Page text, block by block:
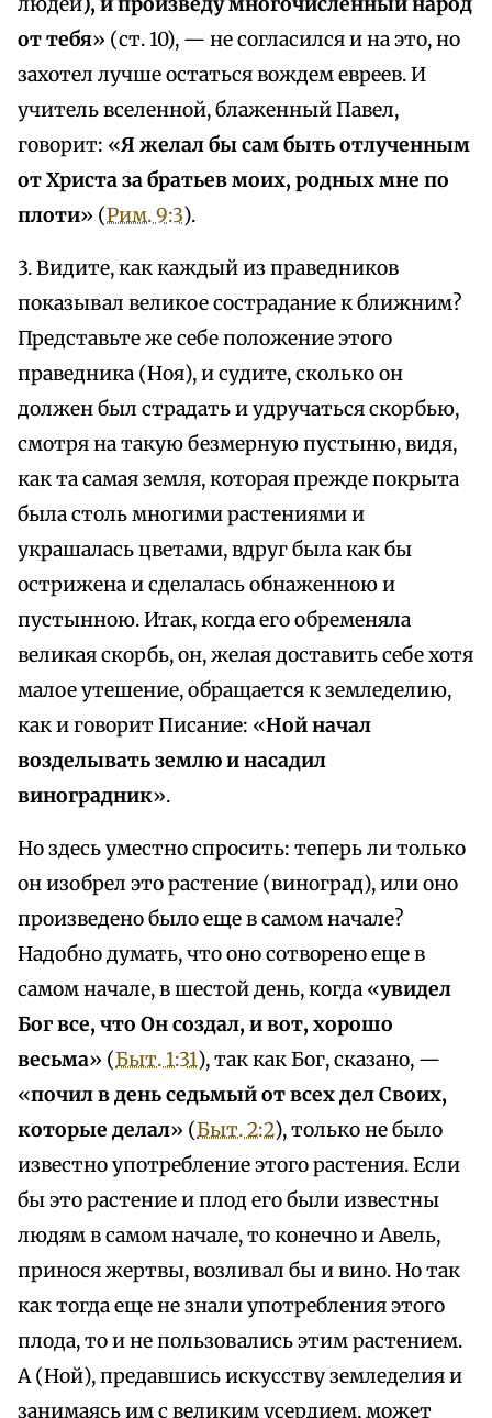
от тебя» (ст. 10), — не согласился и на это, но
захотел лучше остаться вождем евреев. И
учитель вселенной, блаженный Павел,
говорит: «Я желал бы сам быть отлученным
от Христа за братьев моих, родных мне по
плоти» (Рим. 9:3).
3. Видите, как каждый из праведников
показывал великое сострадание к ближним?
Представьте же себе положение этого
праведника (Ноя), и судите, сколько он
должен был страдать и удручаться скорбью,
смотря на такую безмерную пустыню, видя,
как та самая земля, которая прежде покрыта
была столь многими растениями и
украшалась цветами, вдруг была как бы
острижена и сделалась обнаженною и
пустынною. Итак, когда его обременяла
великая скорбь, он, желая доставить себе хотя
малое утешение, обращается к земледелию,
как и говорит Писание: «Ной начал
возделывать землю и насадил
виноградник».
Но здесь уместно спросить: теперь ли только
он изобрел это растение (виноград), или оно
произведено было еще в самом начале?
Надобно думать, что оно сотворено еще в
самом начале, в шестой день, когда «увидел
Бог все, что Он создал, и вот, хорошо
весьма» (Быт. 1:31), так как Бог, сказано, —
«почил в день седьмый от всех дел Своих,
которые делал» (Быт. 2:2), только не было
известно употребление этого растения. Если
бы это растение и плод его были известны
людям в самом начале, то конечно и Авель,
принося жертвы, возливал бы и вино. Но так
как тогда еще не знали употребления этого
плода, то и не пользовались этим растением.
А (Ной), предавшись искусству земледелия и
занимаясь им с великим усердием, может